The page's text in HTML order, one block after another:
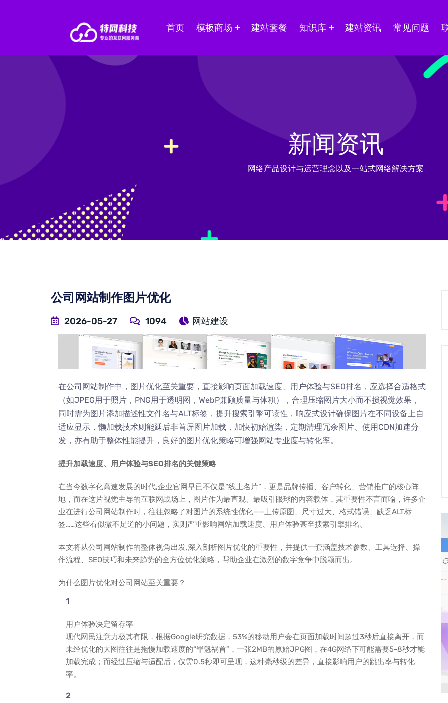
首页 模板商场 建站套餐 知识库 建站资讯 常见问题
新闻资讯
网络产品设计与运营理念以及一站式网络解决方案
公司网站制作图片优化
2026-05-27 1094 网站建设
在公司网站制作中，图片优化至关重要，直接影响页面加载速度、用户体验与SEO排名，应选择合适格式
（如JPEG用于照片，PNG用于透明图，WebP兼顾质量与体积），合理压缩图片大小而不损视觉效果，
同时需为图片添加描述性文件名与ALT标签，提升搜索引擎可读性，响应式设计确保图片在不同设备上自
适应显示，懒加载技术则能延后非首屏图片加载，加快初始渲染，定期清理冗余图片、使用CDN加速分
发，亦有助于整体性能提升，良好的图片优化策略可增强网站专业度与转化率。
提升加载速度、用户体验与SEO排名的关键策略
在当今数字化高速发展的时代,企业官网早已不仅是“线上名片”，更是品牌传播、客户转化、营销推广的核心阵
地，而在这片视觉主导的互联网战场上，图片作为最直观、最吸引眼球的内容载体，其重要性不言而喻，许多企
业在进行公司网站制作时，往往忽略了对图片的系统性优化——上传原图、尺寸过大、格式错误、缺乏ALT标
签……这些看似微不足道的小问题，实则严重影响网站加载速度、用户体验甚至搜索引擎排名。
本文将从公司网站制作的整体视角出发,深入剖析图片优化的重要性，并提供一套涵盖技术参数、工具选择、操
作流程、SEO技巧和未来趋势的全方位优化策略，帮助企业在激烈的数字竞争中脱颖而出。
为什么图片优化对公司网站至关重要？
用户体验决定留存率
现代网民注意力极其有限，根据Google研究数据，53%的移动用户会在页面加载时间超过3秒后直接离开，而
未经优化的大图往往是拖慢加载速度的“罪魁祸首”，一张2MB的原始JPG图，在4G网络下可能需要5-8秒才能
加载完成；而经过压缩与适配后，仅需0.5秒即可呈现，这种毫秒级的差异，直接影响用户的跳出率与转化
率。